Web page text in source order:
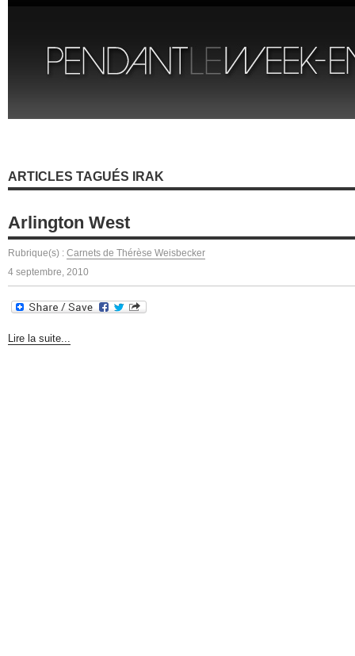
ARTICLES TAGUÉS IRAK
Arlington West
Rubrique(s) : Carnets de Thérèse Weisbecker
4 septembre, 2010
Lire la suite...